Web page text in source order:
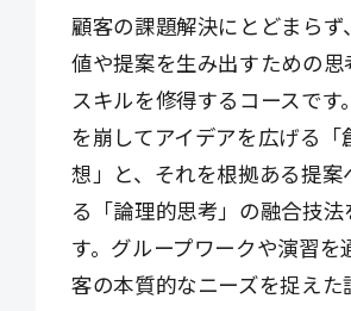
顧客の課題解決にとどまらず
値や提案を生み出すための
スキルを修得するコースです
を崩してアイデアを広げる「
想」と、それを根拠ある提案
る「論理的思考」の融合技法
す。グループワークや演習を
客の本質的なニーズを捉えた